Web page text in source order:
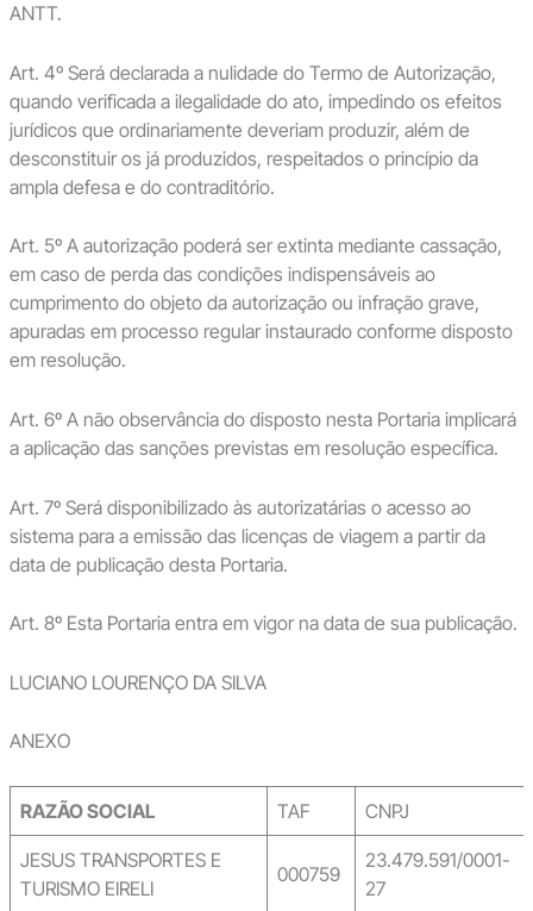
ANTT.
Art. 4º Será declarada a nulidade do Termo de Autorização,
quando verificada a ilegalidade do ato, impedindo os efeitos
jurídicos que ordinariamente deveriam produzir, além de
desconstituir os já produzidos, respeitados o princípio da
ampla defesa e do contraditório.
Art. 5º A autorização poderá ser extinta mediante cassação,
em caso de perda das condições indispensáveis ao
cumprimento do objeto da autorização ou infração grave,
apuradas em processo regular instaurado conforme disposto
em resolução.
Art. 6º A não observância do disposto nesta Portaria implicará
a aplicação das sanções previstas em resolução específica.
Art. 7º Será disponibilizado às autorizatárias o acesso ao
sistema para a emissão das licenças de viagem a partir da
data de publicação desta Portaria.
Art. 8º Esta Portaria entra em vigor na data de sua publicação.
LUCIANO LOURENÇO DA SILVA
ANEXO
RAZÃO SOCIAL TAF CNPJ
JESUS TRANSPORTES E
TURISMO EIRELI
000759
23.479.591/0001-
27